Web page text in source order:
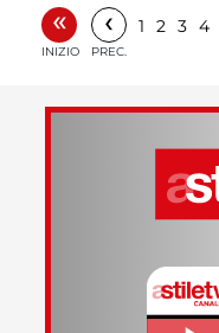
«
INIZIO
‹
PREC.
1 2 3 4